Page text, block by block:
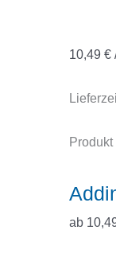
10,49 €
ab